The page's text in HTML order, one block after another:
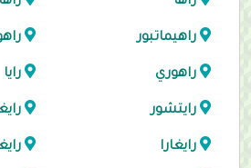
راهيماتبور
راهوري رايا
رايتشور
رايغارا